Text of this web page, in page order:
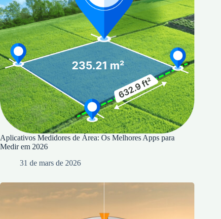
Aplicativos Medidores de Área: Os Melhores Apps para
Medir em 2026
31 de mars de 2026